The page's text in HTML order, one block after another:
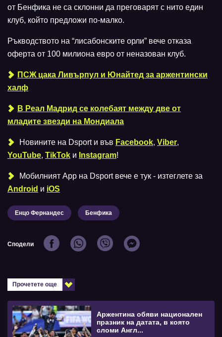
от Бенфика не са склонни да преговарят с нито един
клуб, който предложи по-малко.
Ръкводството на “лисабонските орли” вече отказа
оферта от 100 милиона евро от неназован клуб.
ПСЖ цака Ливърпул и Юнайтед за аржентински
халф
В Реал Мадрид се колебаят между две от
младите звезди на Мондиала
Новините на Dsport и във Facebook, Viber,
YouTube, TikTok и Instagram!
Мобилният Аpp на Dsport вече е тук - изтеглете за
Android и iOS
Енцо Фернандес Бенфика
Сподели
Прочетете още
Аржентина обяви национален
празник на датата, в която
сломи Англ...